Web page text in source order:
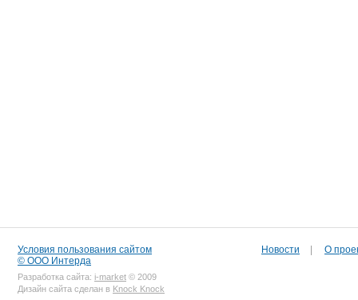
Условия пользования сайтом
© ООО Интерда
Разработка сайта: i-market © 2009
Дизайн сайта сделан в Knock Knock
Новости О